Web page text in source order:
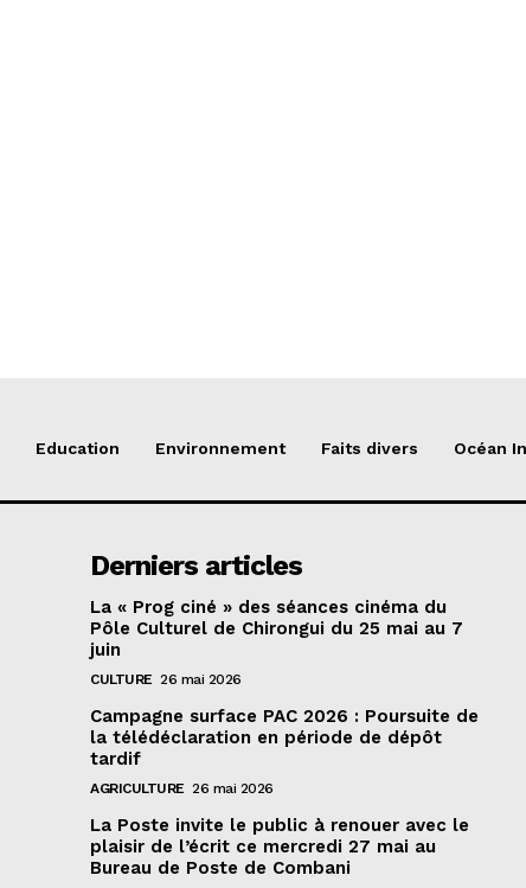
Education Environnement Faits divers Océan
Derniers articles
La « Prog ciné » des séances cinéma du
Pôle Culturel de Chirongui du 25 mai au 7
juin
CULTURE 26 mai 2026
Campagne surface PAC 2026 : Poursuite de
la télédéclaration en période de dépôt
tardif
AGRICULTURE 26 mai 2026
La Poste invite le public à renouer avec le
plaisir de l’écrit ce mercredi 27 mai au
Bureau de Poste de Combani